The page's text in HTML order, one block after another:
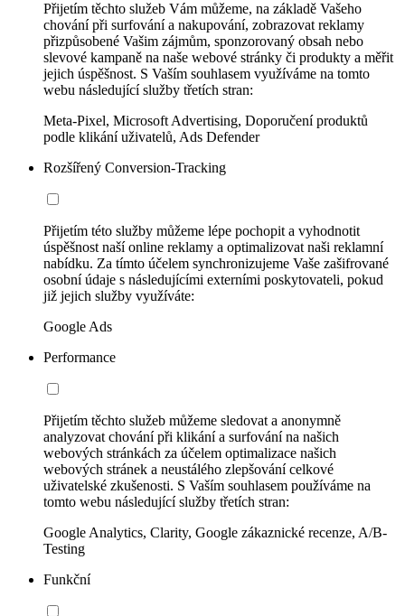
Přijetím těchto služeb Vám můžeme, na základě Vašeho
chování při surfování a nakupování, zobrazovat reklamy
přizpůsobené Vašim zájmům, sponzorovaný obsah nebo
slevové kampaně na naše webové stránky či produkty a měřit
jejich úspěšnost. S Vaším souhlasem využíváme na tomto
webu následující služby třetích stran:
Meta-Pixel, Microsoft Advertising, Doporučení produktů
podle klikání uživatelů, Ads Defender
Rozšířený Conversion-Tracking
Přijetím této služby můžeme lépe pochopit a vyhodnotit
úspěšnost naší online reklamy a optimalizovat naši reklamní
nabídku. Za tímto účelem synchronizujeme Vaše zašifrované
osobní údaje s následujícími externími poskytovateli, pokud
již jejich služby využíváte:
Google Ads
Performance
Přijetím těchto služeb můžeme sledovat a anonymně
analyzovat chování při klikání a surfování na našich
webových stránkách za účelem optimalizace našich
webových stránek a neustálého zlepšování celkové
uživatelské zkušenosti. S Vaším souhlasem používáme na
tomto webu následující služby třetích stran:
Google Analytics, Clarity, Google zákaznické recenze, A/B-
Testing
Funkční